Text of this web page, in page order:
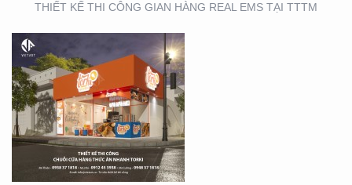
THIẾT KẾ THI CÔNG GIAN HÀNG REAL EMS TẠI TTTM
SẢN XUẤT STANDEE TẠI
TP. HỒ CHÍ MINH